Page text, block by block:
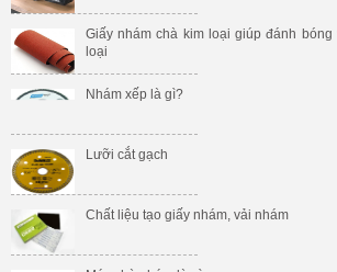
Giấy nhám chà kim loại giúp đánh bóng
loại
Nhám xếp là gì?
Lưỡi cắt gạch
Chất liệu tạo giấy nhám, vải nhám